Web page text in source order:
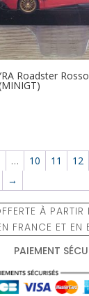
Roadster
… 10 11 12
→
À
FRANCE ET EN
PAIEMENT